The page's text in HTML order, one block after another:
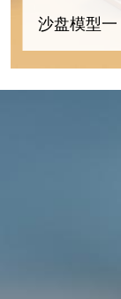
沙盘模型一